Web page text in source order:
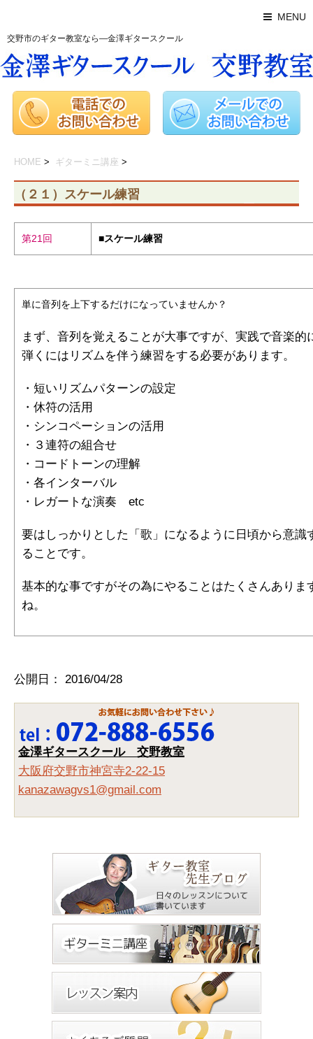
MENU
交野市のギター教室なら―金澤ギタースクール
HOME > ギターミニ講座 >
（２１）スケール練習
第21回 ■スケール練習
単に音列を上下するだけになっていませんか？
まず、音列を覚えることが大事ですが、実践で音楽的
弾くにはリズムを伴う練習をする必要があります。
・短いリズムパターンの設定
・休符の活用
・シンコペーションの活用
・３連符の組合せ
・コードトーンの理解
・各インターバル
・レガートな演奏 etc
要はしっかりとした「歌」になるように日頃から意識
ることです。
基本的な事ですがその為にやることはたくさんありま
ね。
公開日： 2016/04/28
金澤ギタースクール 交野教室
大阪府交野市神宮寺2-22-15
kanazawagvs1@gmail.com